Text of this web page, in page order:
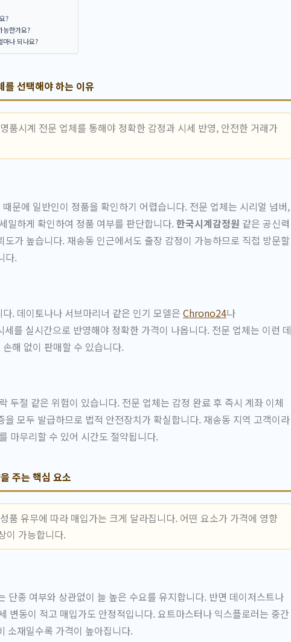
?
능한가요?
마나 되나요?
를 선택해야 하는 이유
품시계 전문 업체를 통해야 정확한 감정과 시세 반영, 안전한 거래가
문에 일반인이 정품을 확인하기 어렵습니다. 전문 업체는 시리얼 넘버,
밀하게 확인하여 정품 여부를 판단합니다.한국시계감정원 같은 공신력
가 높습니다. 재송동 인근에서도 출장 감정이 가능하므로 직접 방문할
다.
. 데이토나나 서브마리너 같은 인기 모델은 Chrono24나
세를 실시간으로 반영해야 정확한 가격이 나옵니다. 전문 업체는 이런 데
해 없이 판매할 수 있습니다.
두절 같은 위험이 있습니다. 전문 업체는 감정 완료 후 즉시 계좌 이체
모두 발급하므로 법적 안전장치가 확실합니다. 재송동 지역 고객이라
마무리할 수 있어 시간도 절약됩니다.
주는 핵심 요소
품 유무에 따라 매입가는 크게 달라집니다. 어떤 요소가 가격에 영향
이 가능합니다.
단종 여부와 상관없이 늘 높은 수요를 유지합니다. 반면 데이저스트나
변동이 적고 매입가도 안정적입니다. 요트마스터나 익스플로러는 중간
소재일수록 가격이 높아집니다.